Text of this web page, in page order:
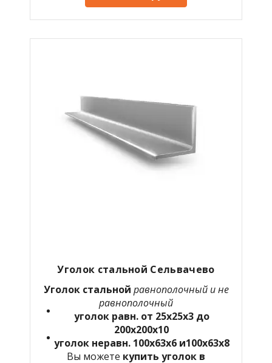
Уголок стальной Сельвачево
Уголок стальной равнополочный и не
равнополочный
уголок равн. от 25х25х3 до
200х200х10
уголок неравн. 100х63х6 и100х63х8
Вы можете купить уголок в